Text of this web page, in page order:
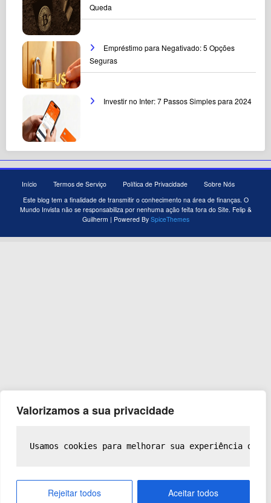
Valorizamos a sua privacidade
Usamos cookies para melhorar sua experiência
Rejeitar todos Aceitar todos
Queda
Empréstimo para Negativado: 5 Opções
Seguras
Investir no Inter: 7 Passos Simples para 2024
Início Termos de Serviço Política de Privacidade
Sobre Nós
Este blog tem a finalidade de transmitir o conhecimento na área de finanças. O
Mundo Invista não se responsabiliza por nenhuma ação feita fora do Site. Felip &
Guilherm | Powered By SpiceThemes